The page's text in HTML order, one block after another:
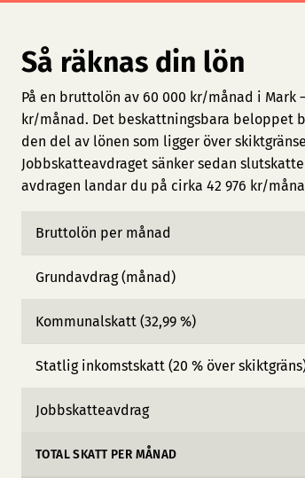
Så räknas din lön
På en bruttolön av 60 000 kr/månad i
kr/månad. Det beskattningsbara beloppet
den del av lönen som ligger över
Jobbskatteavdraget sänker sedan
avdragen landar du på cirka 42 976 kr/
Bruttolön per månad
Grundavdrag (månad)
Kommunalskatt (32,99 %)
Statlig inkomstskatt (20 % över
Jobbskatteavdrag
TOTAL SKATT PER MÅNAD